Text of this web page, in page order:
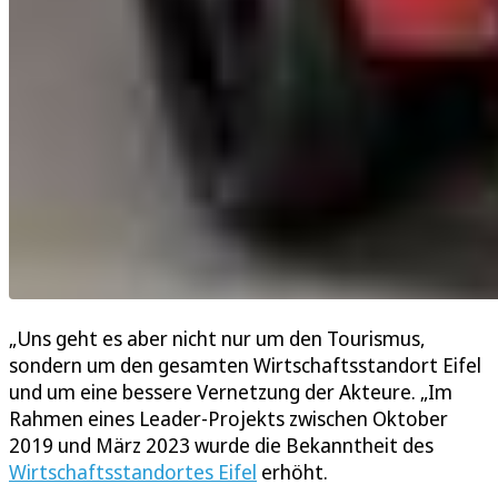
„Uns geht es aber nicht nur um den Tourismus,
sondern um den gesamten Wirtschaftsstandort Eifel
und um eine bessere Vernetzung der Akteure. „Im
Rahmen eines Leader-Projekts zwischen Oktober
2019 und März 2023 wurde die Bekanntheit des
Wirtschaftsstandortes Eifel erhöht.